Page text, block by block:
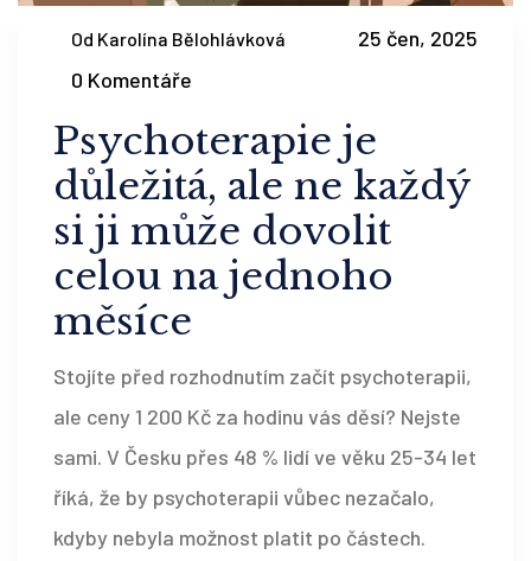
Od Karolína Bělohlávková
25 čen, 2025
0 Komentáře
Psychoterapie je
důležitá, ale ne každý
si ji může dovolit
celou na jednoho
měsíce
Stojíte před rozhodnutím začít psychoterapii,
ale ceny 1 200 Kč za hodinu vás děsí? Nejste
sami. V Česku přes 48 % lidí ve věku 25-34 let
říká, že by psychoterapii vůbec nezačalo,
kdyby nebyla možnost platit po částech.